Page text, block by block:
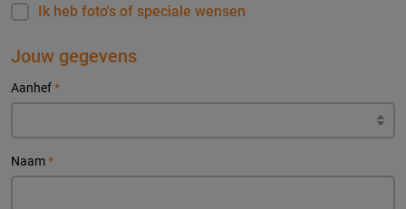
Ik heb foto's of speciale wensen
Jouw gegevens
Aanhef*
Naam*